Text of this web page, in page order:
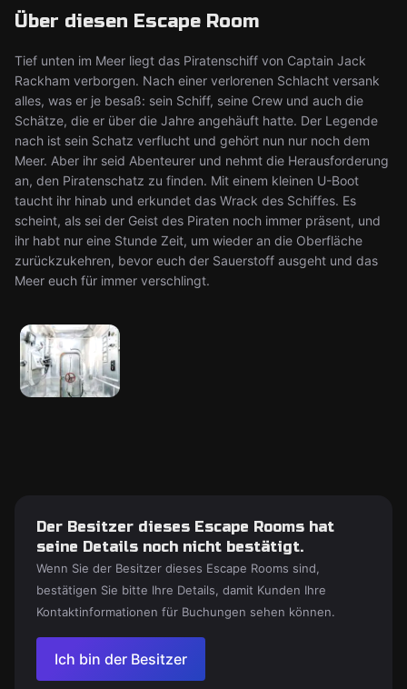
Über diesen Escape Room
Tief unten im Meer liegt das Piratenschiff von Captain Jack
Rackham verborgen. Nach einer verlorenen Schlacht versank
alles, was er je besaß: sein Schiff, seine Crew und auch die
Schätze, die er über die Jahre angehäuft hatte. Der Legende
nach ist sein Schatz verflucht und gehört nun nur noch dem
Meer. Aber ihr seid Abenteurer und nehmt die Herausforderung
an, den Piratenschatz zu finden. Mit einem kleinen U-Boot
taucht ihr hinab und erkundet das Wrack des Schiffes. Es
scheint, als sei der Geist des Piraten noch immer präsent, und
ihr habt nur eine Stunde Zeit, um wieder an die Oberfläche
zurückzukehren, bevor euch der Sauerstoff ausgeht und das
Meer euch für immer verschlingt.
Der Besitzer dieses Escape Rooms hat
seine Details noch nicht bestätigt.
Wenn Sie der Besitzer dieses Escape Rooms sind,
bestätigen Sie bitte Ihre Details, damit Kunden Ihre
Kontaktinformationen für Buchungen sehen können.
Ich bin der Besitzer